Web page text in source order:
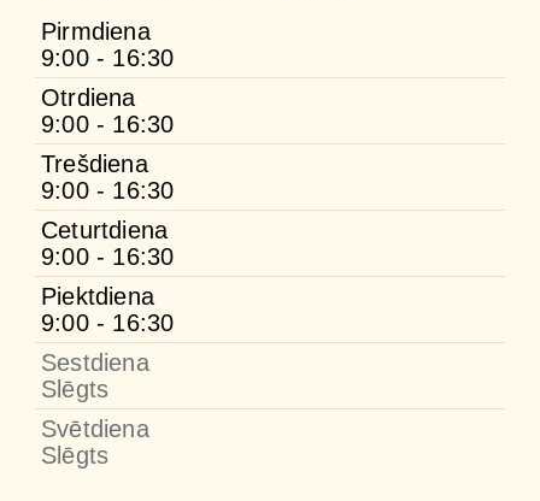
Pirmdiena
9:00 - 16:30
Otrdiena
9:00 - 16:30
Trešdiena
9:00 - 16:30
Ceturtdiena
9:00 - 16:30
Piektdiena
9:00 - 16:30
Sestdiena
Slēgts
Svētdiena
Slēgts